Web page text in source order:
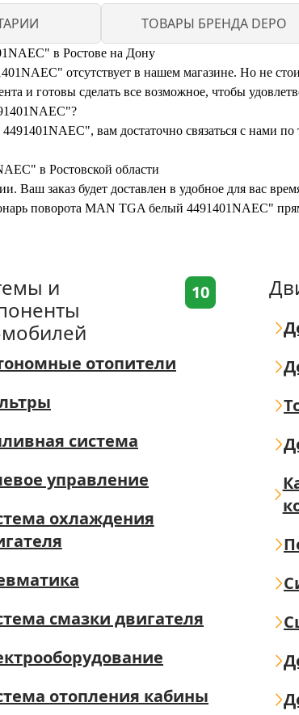
ТОВАРЫ БРЕНДА DEPO
в Ростове на Дону
отсутствует в нашем магазине. Но не
готовы сделать все возможное, чтобы
вам достаточно связаться с нами
в Ростовской области
Ваш заказ будет доставлен в удобное для вас
поворота MAN TGA белый 4491401NAEC"
и
10
отопители
система
управление
охлаждения
смазки двигателя
отопления кабины